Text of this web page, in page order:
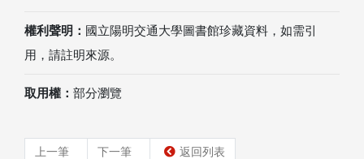
權利聲明： 國立陽明交通大學圖書館珍藏資料，如需引
用，請註明來源。
取用權： 部分瀏覽
上一筆 下一筆 返回列表